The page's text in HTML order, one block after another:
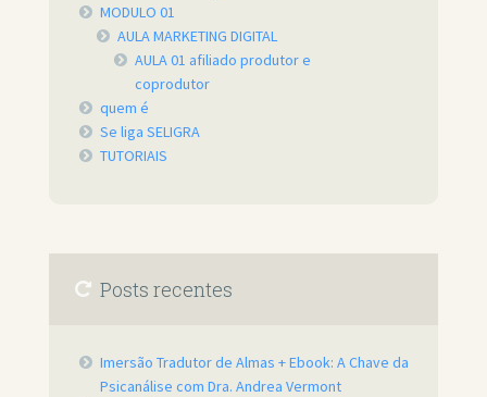
MODULO 01
AULA MARKETING DIGITAL
AULA 01 afiliado produtor e
coprodutor
quem é
Se liga SELIGRA
TUTORIAIS
Posts recentes
Imersão Tradutor de Almas + Ebook: A Chave da
Psicanálise com Dra. Andrea Vermont